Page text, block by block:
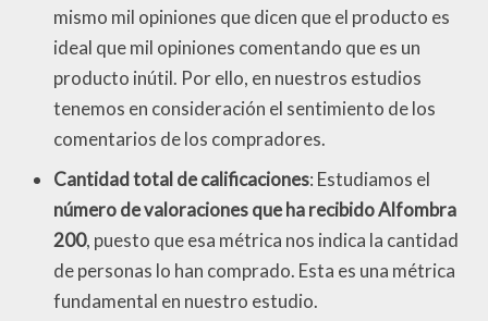
mismo mil opiniones que dicen que el producto es
ideal que mil opiniones comentando que es un
producto inútil. Por ello, en nuestros estudios
tenemos en consideración el sentimiento de los
comentarios de los compradores.
Cantidad total de calificaciones: Estudiamos el
número de valoraciones que ha recibido Alfombra
200, puesto que esa métrica nos indica la cantidad
de personas lo han comprado. Esta es una métrica
fundamental en nuestro estudio.